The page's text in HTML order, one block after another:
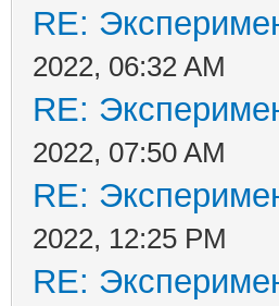
RE:
2022, 06:32 AM
RE:
2022, 07:50 AM
RE:
2022, 12:25 PM
RE: